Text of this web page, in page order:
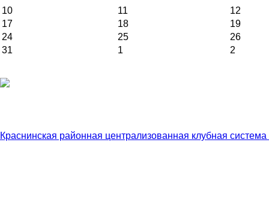
10 11
12
17
18
19
24
25
26
31
1 2
Краснинская районная централизованная клубная